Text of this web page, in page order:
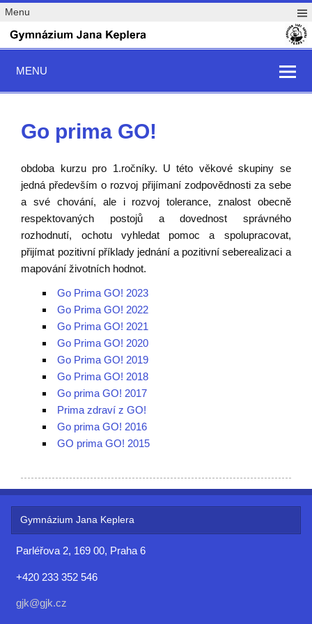
Menu
MENU
Go prima GO!
obdoba kurzu pro 1.ročníky. U této věkové skupiny se
jedná především o rozvoj přijímaní zodpovědnosti za sebe
a své chování, ale i rozvoj tolerance, znalost obecně
respektovaných postojů a dovednost správného
rozhodnutí, ochotu vyhledat pomoc a spolupracovat,
přijímat pozitivní příklady jednání a pozitivní seberealizaci a
mapování životních hodnot.
Go Prima GO! 2023
Go Prima GO! 2022
Go Prima GO! 2021
Go Prima GO! 2020
Go Prima GO! 2019
Go Prima GO! 2018
Go prima GO! 2017
Prima zdraví z GO!
Go prima GO! 2016
GO prima GO! 2015
Gymnázium Jana Keplera
Parléřova 2, 169 00, Praha 6
+420 233 352 546
gjk@gjk.cz